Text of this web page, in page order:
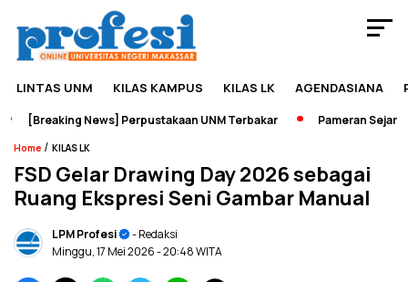
LINTAS UNM KILAS KAMPUS KILAS LK AGENDASIANA
[Breaking News] Perpustakaan UNM Terbakar Pameran Sejarah
Home / KILAS LK
FSD Gelar Drawing Day 2026 sebagai
Ruang Ekspresi Seni Gambar Manual
LPM Profesi
- Redaksi
Minggu, 17 Mei 2026- 20:48 WITA